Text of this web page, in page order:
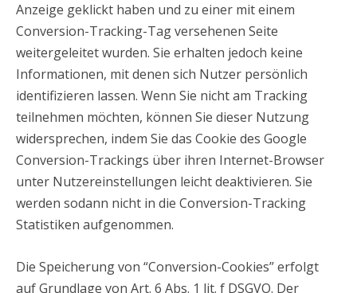
Anzeige geklickt haben und zu einer mit einem
Conversion-Tracking-Tag versehenen Seite
weitergeleitet wurden. Sie erhalten jedoch keine
Informationen, mit denen sich Nutzer persönlich
identifizieren lassen. Wenn Sie nicht am Tracking
teilnehmen möchten, können Sie dieser Nutzung
widersprechen, indem Sie das Cookie des Google
Conversion-Trackings über ihren Internet-Browser
unter Nutzereinstellungen leicht deaktivieren. Sie
werden sodann nicht in die Conversion-Tracking
Statistiken aufgenommen.
Die Speicherung von “Conversion-Cookies” erfolgt
auf Grundlage von Art. 6 Abs. 1 lit. f DSGVO. Der